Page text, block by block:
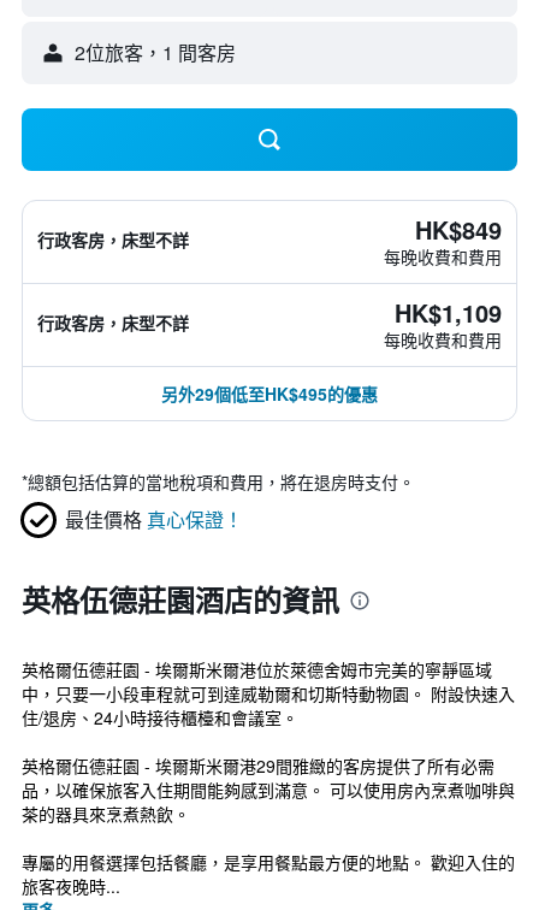
2位旅客，1 間客房
行政客房，床型不詳 HK$849
每晚收費和費用
行政客房，床型不詳 HK$1,109
每晚收費和費用
另外29個低至HK$495的優惠
*總額包括估算的當地稅項和費用，將在退房時支付。
最佳價格 真心保證！
英格伍德莊園酒店的資訊
英格爾伍德莊園 - 埃爾斯米爾港位於萊德舍姆市完美的寧靜區域
中，只要一小段車程就可到達威勒爾和切斯特動物園。 附設快速入
住/退房、24小時接待櫃檯和會議室。
英格爾伍德莊園 - 埃爾斯米爾港29間雅緻的客房提供了所有必需
品，以確保旅客入住期間能夠感到滿意。 可以使用房內烹煮咖啡與
茶的器具來烹煮熱飲。
專屬的用餐選擇包括餐廳，是享用餐點最方便的地點。 歡迎入住的
旅客夜晚時...